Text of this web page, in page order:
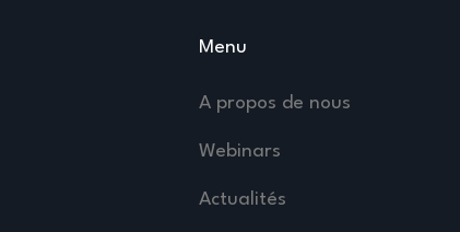
Menu
A propos de nous
Webinars
Actualités